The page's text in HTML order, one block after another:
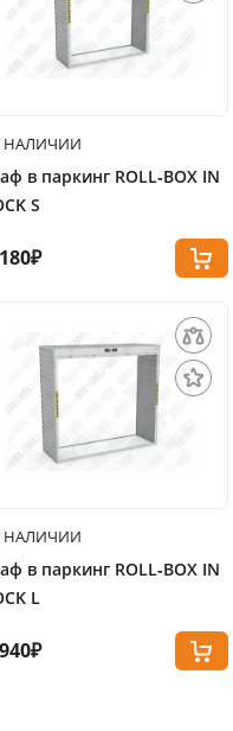
НАЛИЧИИ
в паркинг ROLL‑BOX IN
S
НАЛИЧИИ
в паркинг ROLL‑BOX IN
L